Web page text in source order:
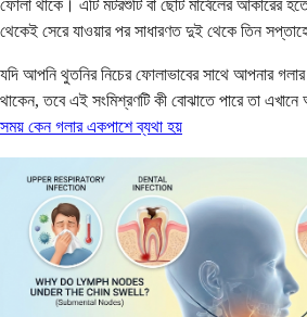
ফোলা থাকে। এটি মটরশুঁটি বা ছোট মার্বেলের আকারের
থেকেই সেরে যাওয়ার পর সাধারণত দুই থেকে তিন
যদি আপনি থুতনির নিচের ফোলাভাবের সাথে আপনার
থাকেন, তবে এই সংমিশ্রণটি কী বোঝাতে পারে তা
সময় কেন গলার একপাশে ব্যথা হয়